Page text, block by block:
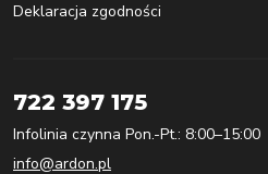
Deklaracja zgodności
722 397 175
Infolinia czynna Pon.-Pt.: 8:00–15:00
info@ardon.pl